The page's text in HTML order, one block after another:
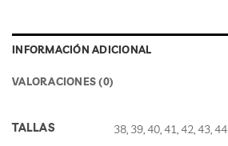
INFORMACIÓN ADICIONAL
VALORACIONES (0)
TALLAS 38, 39, 40, 41, 42, 43, 44